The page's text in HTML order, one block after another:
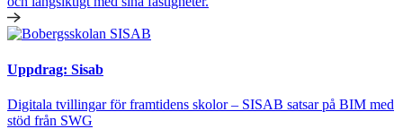
Uppdrag: Sisab
Digitala tvillingar för framtidens skolor – SISAB satsar på BIM med
stöd från SWG